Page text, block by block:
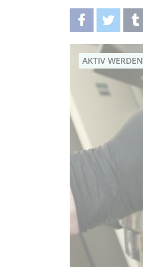
teilentwittern teilen
AKTIV WERDEN